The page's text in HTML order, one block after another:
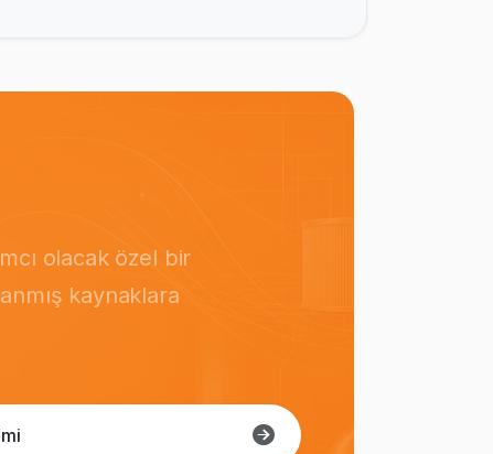
olacak özel bir
kaynaklara